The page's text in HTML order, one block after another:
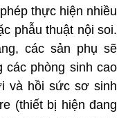
thực hiện nhiều
phẫu thuật nội soi.
các sản phụ sẽ
phòng sinh cao
và hồi sức sơ sinh
(thiết bị hiện đang